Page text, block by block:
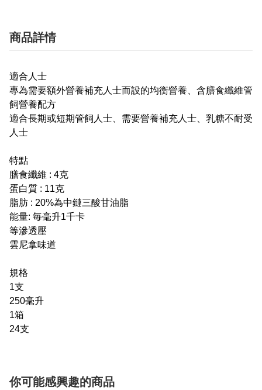
商品詳情
適合人士
專為需要額外營養補充人士而設的均衡營養、含膳食纖維管
飼營養配方
適合長期或短期管飼人士、需要營養補充人士、乳糖不耐受
人士
特點
膳食纖維 : 4克
蛋白質 : 11克
脂肪 : 20%為中鏈三酸甘油脂
能量: 毎毫升1千卡
等滲透壓
雲尼拿味道
規格
1支
250毫升
1箱
24支
你可能感興趣的商品